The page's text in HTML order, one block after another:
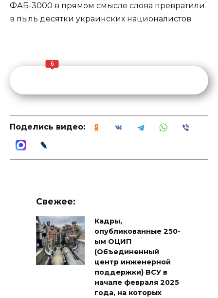
ФАБ-3000 в прямом смысле слова превратили
в пыль десятки украинских националистов.
6
Поделись видео:
Свежее:
Кадры,
опубликованные 250-
ым ОЦИП
(Объединенный
центр инженерной
поддержки) ВСУ в
начале февраля 2025
года, на которых